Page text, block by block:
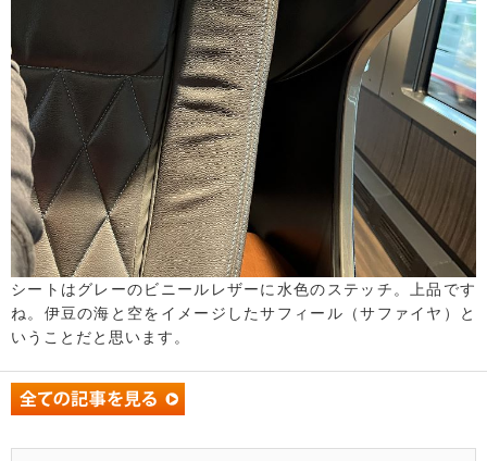
シートはグレーのビニールレザーに水色のステッチ。上品です
ね。伊豆の海と空をイメージしたサフィール（サファイヤ）と
いうことだと思います。